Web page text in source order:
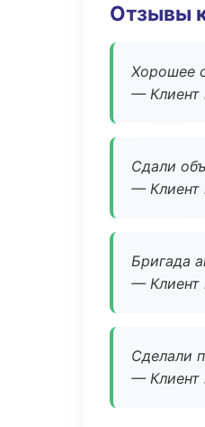
Отзывы
Хорошее
— Клиент
Сдали
— Клиент
Бригада
— Клиент
Сделали
— Клиент